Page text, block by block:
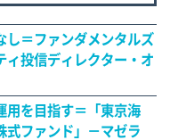
し＝ファンダメンタルズ
ィ投信ディレクター・オ
用を目指す＝「東京海
式ファンド」－マゼラ